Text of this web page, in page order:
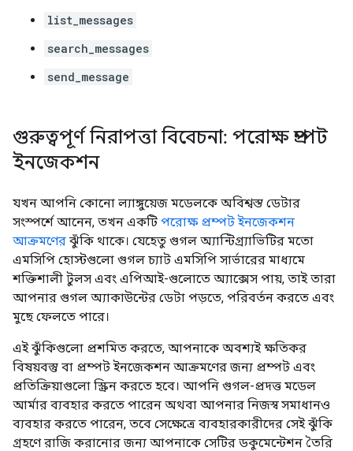
list_messages
search_messages
send_message
গুরুত্বপূর্ণ নিরাপত্তা বিবেচনা: পরোক্ষ প্রম্পট
ইনজেকশন
যখন আপনি কোনো ল্যাঙ্গুয়েজ মডেলকে অবিশ্বস্ত ডেটার
সংস্পর্শে আনেন, তখন একটি পরোক্ষ প্রম্পট ইনজেকশন
আক্রমণেরঝুঁকি থাকে। যেহেতু গুগল অ্যান্টিগ্র্যাভিটির মতো
এমসিপি হোস্টগুলো গুগল চ্যাট এমসিপি সার্ভারের মাধ্যমে
শক্তিশালী টুলস এবং এপিআই-গুলোতে অ্যাক্সেস পায়, তাই তারা
আপনার গুগল অ্যাকাউন্টের ডেটা পড়তে, পরিবর্তন করতে এবং
মুছে ফেলতে পারে।
এই ঝুঁকিগুলো প্রশমিত করতে, আপনাকে অবশ্যই ক্ষতিকর
বিষয়বস্তু বা প্রম্পট ইনজেকশন আক্রমণের জন্য প্রম্পট এবং
প্রতিক্রিয়াগুলো স্ক্রিন করতে হবে। আপনি গুগল-প্রদত্ত মডেল
আর্মার ব্যবহার করতে পারেন অথবা আপনার নিজস্ব সমাধানও
ব্যবহার করতে পারেন, তবে সেক্ষেত্রে ব্যবহারকারীদের সেই ঝুঁকি
গ্রহণে রাজি করানোর জন্য আপনাকে সেটির ডকুমেন্টেশন তৈরি